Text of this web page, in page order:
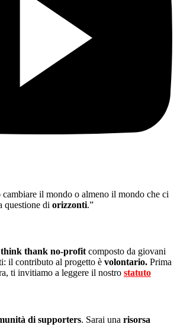
cambiare il mondo o almeno il mondo che ci
questione di orizzonti.”
think thank no-profit composto da giovani
il contributo al progetto è volontario. Prima
ti invitiamo a leggere il nostro statuto
di supporters. Sarai una risorsa